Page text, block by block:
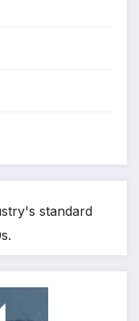
standard